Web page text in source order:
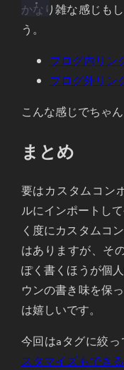
かなり雑な感じも
う。
ブログ内リン
ブログ外リン
こんな感じでちゃ
まとめ
要はカスタムコン
ルにインポートし
く度にカスタムコ
はありますが、そ
ぽく書くほうが個
ウンの書き味を保
は嬉しいです。
今回はa タグに絞っ
スタマイズもできる